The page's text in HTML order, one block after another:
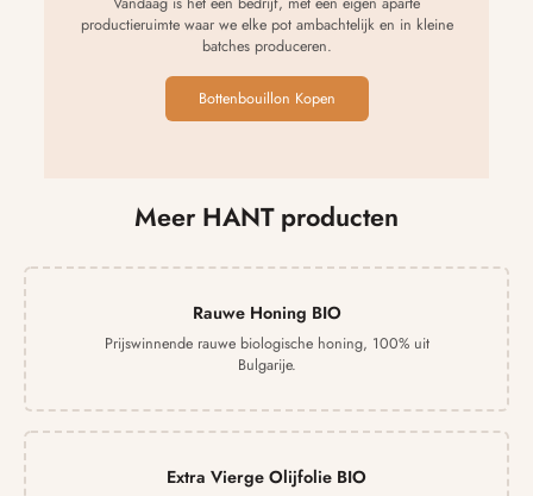
productieruimte waar we elke pot ambachtelijk en in kleine
batches produceren.
Bottenbouillon Kopen
Meer HANT producten
Rauwe Honing BIO
Prijswinnende rauwe biologische honing, 100% uit
Bulgarije.
Extra Vierge Olijfolie BIO